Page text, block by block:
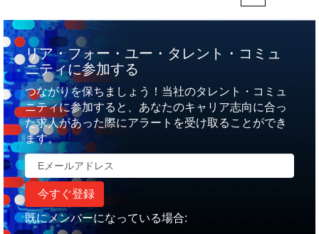
リア・フォー・ユー・タレント・コミュ
ニティに参加する
つながりを保ちましょう！当社のタレント・コミュ
ニティに参加すると、あなたのキャリア志向に合っ
た求人があった際にアラートを受け取ることができ
ます。
既にメンバーになっている場合: